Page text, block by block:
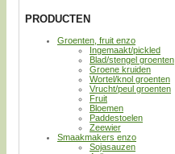
PRODUCTEN
Groenten, fruit enzo
Ingemaakt/pickled
Blad/stengel groenten
Groene kruiden
Wortel/knol groenten
Vrucht/peul groenten
Fruit
Bloemen
Paddestoelen
Zeewier
Smaakmakers enzo
Sojasauzen